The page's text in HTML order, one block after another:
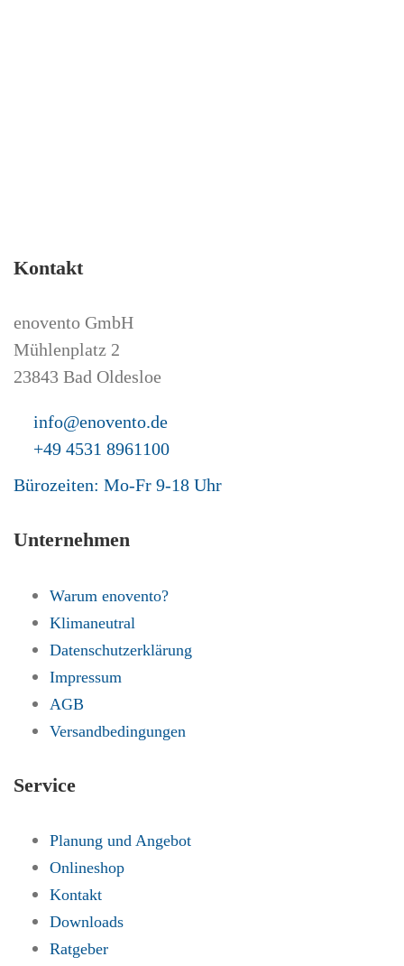
Kontakt
enovento GmbH
Mühlenplatz 2
23843 Bad Oldesloe
info@enovento.de
+49 4531 8961100
Bürozeiten: Mo-Fr 9-18 Uhr
Unternehmen
Warum enovento?
Klimaneutral
Datenschutzerklärung
Impressum
AGB
Versandbedingungen
Service
Planung und Angebot
Onlineshop
Kontakt
Downloads
Ratgeber